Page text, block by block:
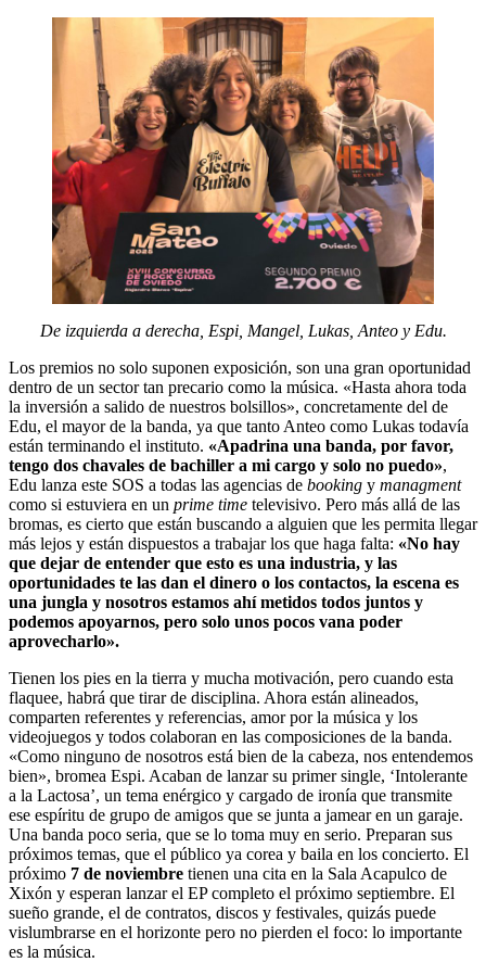
De izquierda a derecha, Espi, Mangel, Lukas, Anteo y Edu.
Los premios no solo suponen exposición, son una gran oportunidad
dentro de un sector tan precario como la música. «Hasta ahora toda
la inversión a salido de nuestros bolsillos», concretamente del de
Edu, el mayor de la banda, ya que tanto Anteo como Lukas todavía
están terminando el instituto. «Apadrina una banda, por favor,
tengo dos chavales de bachiller a mi cargo y solo no puedo»,
Edu lanza este SOS a todas las agencias de booking y managment
como si estuviera en un prime time televisivo. Pero más allá de las
bromas, es cierto que están buscando a alguien que les permita llegar
más lejos y están dispuestos a trabajar los que haga falta: «No hay
que dejar de entender que esto es una industria, y las
oportunidades te las dan el dinero o los contactos, la escena es
una jungla y nosotros estamos ahí metidos todos juntos y
podemos apoyarnos, pero solo unos pocos vana poder
aprovecharlo».
Tienen los pies en la tierra y mucha motivación, pero cuando esta
flaquee, habrá que tirar de disciplina. Ahora están alineados,
comparten referentes y referencias, amor por la música y los
videojuegos y todos colaboran en las composiciones de la banda.
«Como ninguno de nosotros está bien de la cabeza, nos entendemos
bien», bromea Espi. Acaban de lanzar su primer single, ‘Intolerante
a la Lactosa’, un tema enérgico y cargado de ironía que transmite
ese espíritu de grupo de amigos que se junta a jamear en un garaje.
Una banda poco seria, que se lo toma muy en serio. Preparan sus
próximos temas, que el público ya corea y baila en los concierto. El
próximo 7 de noviembre tienen una cita en la Sala Acapulco de
Xixón y esperan lanzar el EP completo el próximo septiembre. El
sueño grande, el de contratos, discos y festivales, quizás puede
vislumbrarse en el horizonte pero no pierden el foco: lo importante
es la música.